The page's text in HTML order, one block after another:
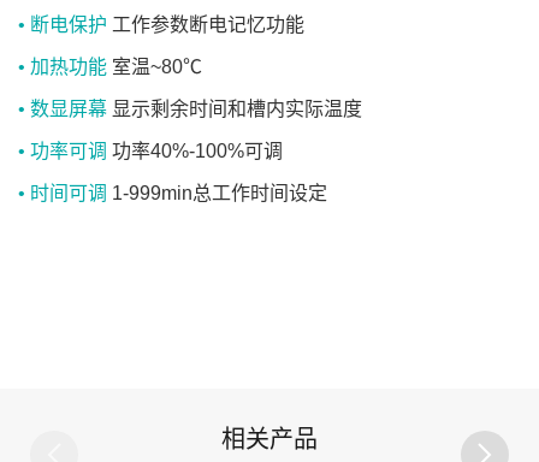
• 断电保护 工作参数断电记忆功能
• 加热功能 室温~80℃
• 数显屏幕 显示剩余时间和槽内实际温度
• 功率可调 功率40%-100%可调
• 时间可调 1-999min总工作时间设定
相关产品